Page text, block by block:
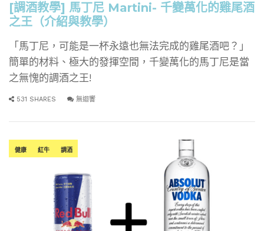
[調酒教學] 馬丁尼 Martini- 千變萬化的雞尾酒
之王（介紹與教學）
「馬丁尼，可能是一杯永遠也無法完成的雞尾酒吧？」
簡單的材料、極大的發揮空間，千變萬化的馬丁尼是當
之無愧的調酒之王!
531 SHARES 無迴響
健康 紅牛 調酒